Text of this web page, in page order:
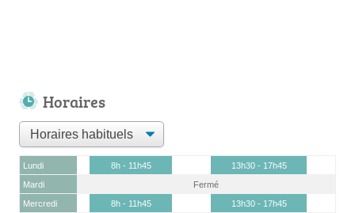
Horaires
Lundi 8h - 11h45
13h30 - 17h45
Mardi
Fermé
Mercredi
8h - 11h45
13h30 - 17h45